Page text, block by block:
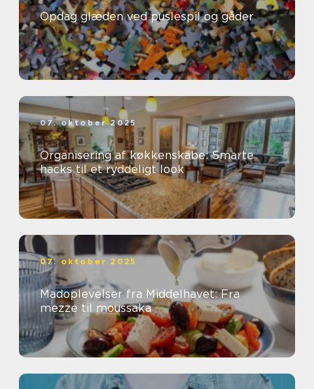
Opdag glæden ved puslespil og gåder
07. oktober 2025
Organisering af køkkenskabe: Smarte
hacks til et ryddeligt look
07. oktober 2025
Madoplevelser fra Middelhavet: Fra
mezze til moussaka